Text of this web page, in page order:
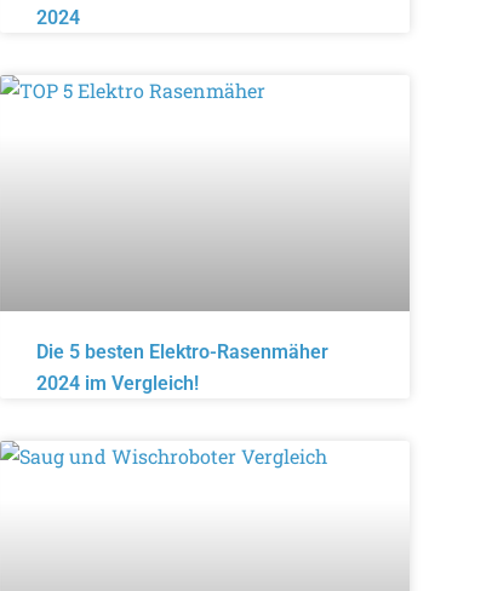
2024
Die 5 besten Elektro-Rasenmäher
2024 im Vergleich!